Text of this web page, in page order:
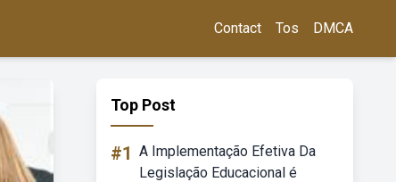
Contact Tos DMCA
Top Post
#1 A Implementação Efetiva Da
Legislação Educacional é